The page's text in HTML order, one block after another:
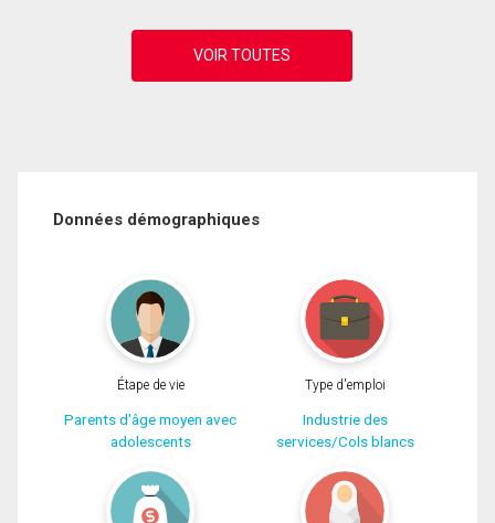
Données démographiques
Étape de vie
Parents d'âge moyen avec
adolescents
Type d'emploi
Industrie des
services/Cols blancs